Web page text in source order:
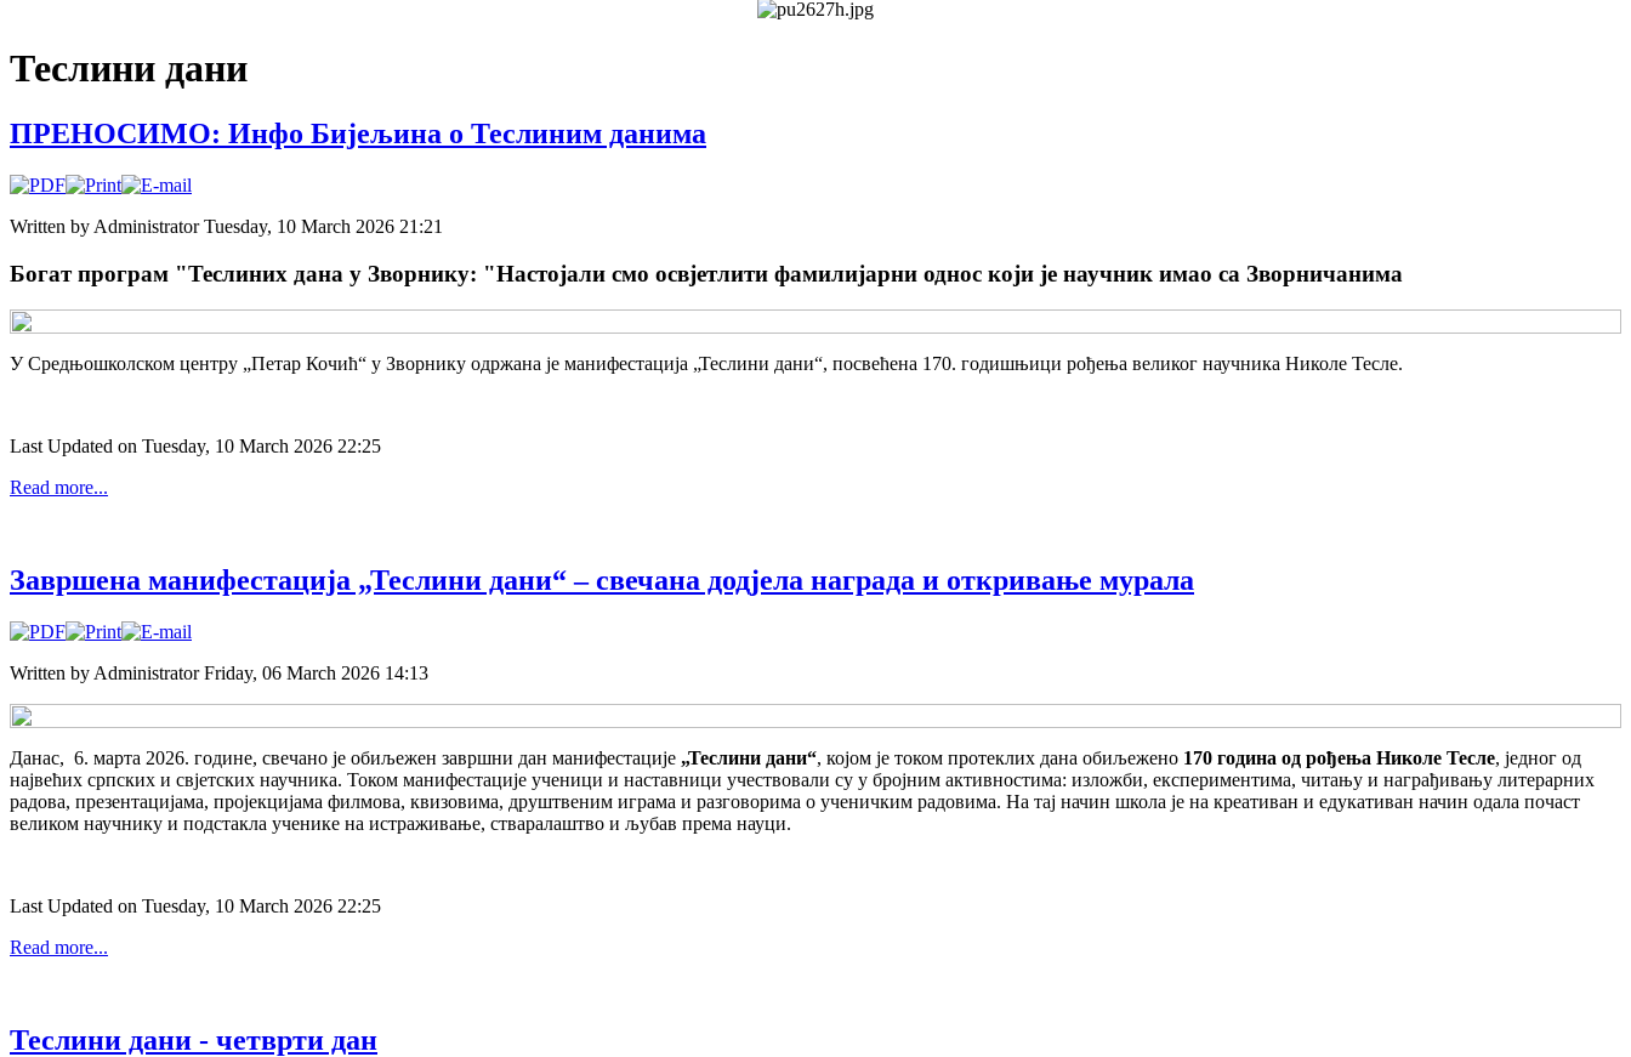
Теслини дани
ПРЕНОСИМО: Инфо Бијељина о Теслиним данима
Written by AdministratorTuesday, 10 March 2026 21:21
Богат програм "Теслиних дана у Зворнику: "Настојали смо освјетлити фамилијарни однос који је научник имао са Зворничанима
У Средњошколском центру „Петар Кочић“ у Зворнику одржана је манифестација „Теслини дани“, посвећена 170. годишњици рођења великог научника Николе Тесле.
Last Updated on Tuesday, 10 March 2026 22:25
Read more...
Завршенa манифестација „Теслини дани“ – свечана додјела награда и откривање мурала
Written by AdministratorFriday, 06 March 2026 14:13
Данас, 6. марта 2026. године, свечано је обиљежен завршни дан манифестације „Теслини дани“, којом је током протеклих дана обиљежено 170 година од рођења Николе Тесле, једног од
највећих српских и свјетских научника. Током манифестације ученици и наставници учествовали су у бројним активностима: изложби, експериментима, читању и награђивању литерарних
радова, презентацијама, пројекцијама филмова, квизовима, друштвеним играма и разговорима о ученичким радовима. На тај начин школа је на креативан и едукативан начин одала почаст
великом научнику и подстакла ученике на истраживање, стваралаштво и љубав према науци.
Last Updated on Tuesday, 10 March 2026 22:25
Read more...
Теслини дани - четврти дан